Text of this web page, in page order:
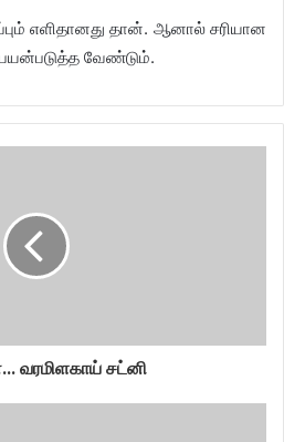
எளிதானது தான். ஆனால் சரியான
வேண்டும்.
வரமிளகாய் சட்னி